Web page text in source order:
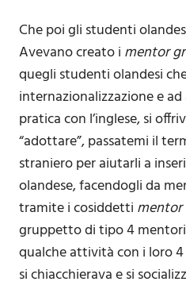
Che poi gli studenti
Avevano creato i mentor
quegli studenti olandesi
internazionalizzazione e
pratica con l’inglese, si
“adottare”, passatemi il
straniero per aiutarli a
olandese, facendogli da
tramite i cosiddetti mentor
gruppetto di tipo 4
qualche attività con i loro
si chiacchierava e si